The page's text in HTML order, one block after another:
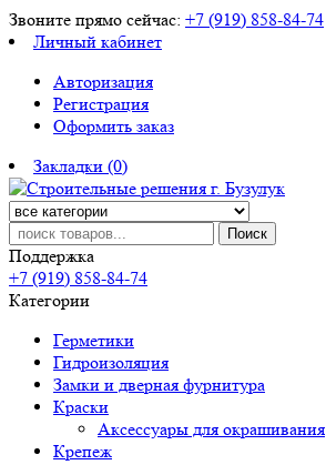
Звоните прямо сейчас: +7 (919) 858-84-74
Личный кабинет
Авторизация
Регистрация
Оформить заказ
Закладки (0)
Поиск
Поддержка
+7 (919) 858-84-74
Категории
Герметики
Гидроизоляция
Замки и дверная фурнитура
Краски
Аксессуары для окрашивания
Крепеж